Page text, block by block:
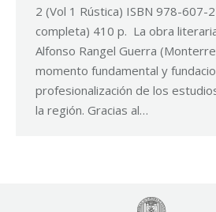
2 (Vol 1 Rústica) ISBN 978-607-
completa) 410 p. La obra
Alfonso Rangel Guerra
momento fundamental y
profesionalización de los
la región. Gracias al…